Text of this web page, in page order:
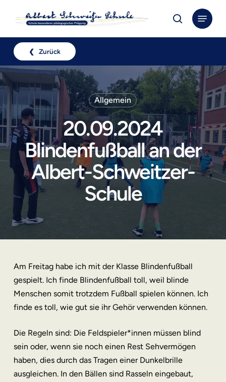
content
search
Menu
❮ Zurück
Allgemein
20.09.2024
Blindenfußball an der
Albert-Schweitzer-
Schule
Am Freitag habe ich mit der Klasse Blindenfußball
gespielt. Ich finde Blindenfußball toll, weil blinde
Menschen somit trotzdem Fußball spielen können. Ich
finde es toll, wie gut sie ihr Gehör verwenden können.
Die Regeln sind: Die Feldspieler*innen müssen blind
sein oder, wenn sie noch einen Rest Sehvermögen
haben, dies durch das Tragen einer Dunkelbrille
ausgleichen. In den Bällen sind Rasseln eingebaut,
Close